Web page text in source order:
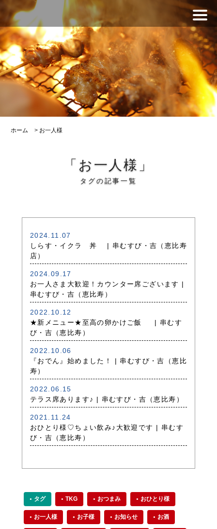
ホーム > お一人様
「お一人様」
タグの記事一覧
2024.11.07
しらす・イクラ 丼 | 串むすび・吉（恵比寿
店）
2024.09.17
お一人さま大歓迎！カウンター席ございます |
串むすび・吉（恵比寿）
2022.10.12
★新メニュー★至高の卵かけご飯 | 串むす
び・吉（恵比寿）
2022.10.06
『おでん』始めました！ | 串むすび・吉（恵比
寿）
2022.06.15
テラス席あります♪ | 串むすび・吉（恵比寿）
2021.11.24
おひとり様♡ちょい飲み♪大歓迎です | 串むす
び・吉（恵比寿）
タグ TKG おつまみ おひとり様
お一人様 お子様 お知らせ お酒